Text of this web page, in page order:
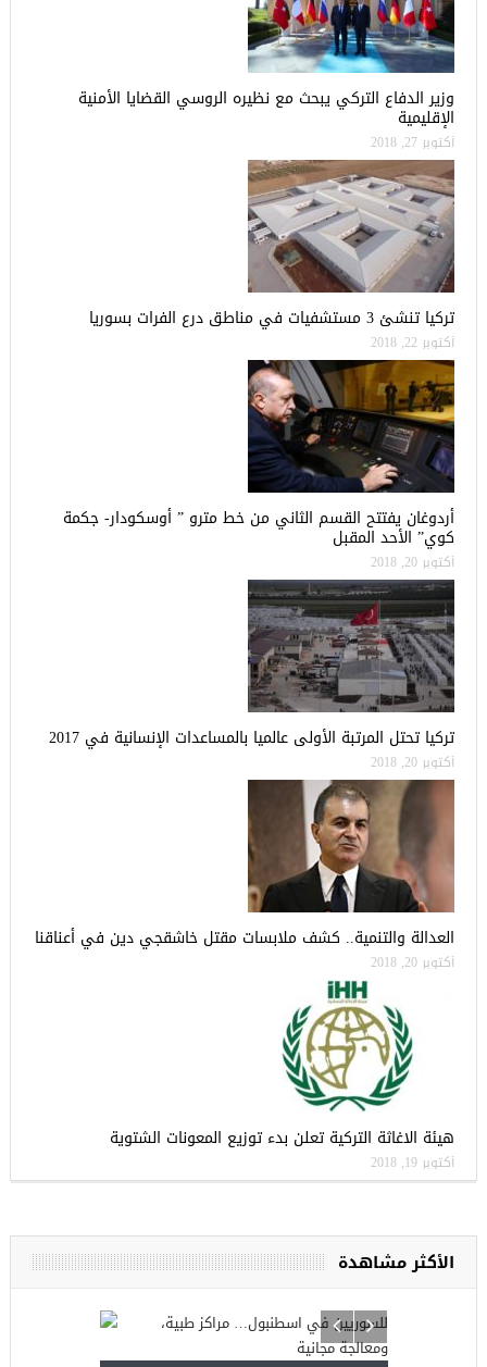
وزير الدفاع التركي يبحث مع نظيره الروسي القضايا الأمنية
الإقليمية
أكتوبر 27, 2018
تركيا تنشئ 3 مستشفيات في مناطق درع الفرات بسوريا
أكتوبر 22, 2018
أردوغان يفتتح القسم الثاني من خط مترو ” أوسكودار- جكمة
كوي” الأحد المقبل
أكتوبر 20, 2018
تركيا تحتل المرتبة الأولى عالميا بالمساعدات الإنسانية في 2017
أكتوبر 20, 2018
العدالة والتنمية.. كشف ملابسات مقتل خاشقجي دين في أعناقنا
أكتوبر 20, 2018
هيئة الاغاثة التركية تعلن بدء توزيع المعونات الشتوية
أكتوبر 19, 2018
الأكثر مشاهدة